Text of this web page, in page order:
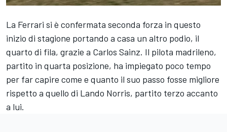
La Ferrari si è confermata seconda forza in questo
inizio di stagione portando a casa un altro podio, il
quarto di fila, grazie a Carlos Sainz. Il pilota madrileno,
partito in quarta posizione, ha impiegato poco tempo
per far capire come e quanto il suo passo fosse migliore
rispetto a quello di Lando Norris, partito terzo accanto
a lui.